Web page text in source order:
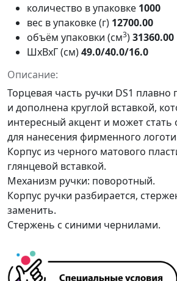
количество в упаковке 1000
вес в упаковке (г) 12700.00
объём упаковки (см3)31360.00
ШxВxГ (см)49.0/40.0/16.0
Описание:
Торцевая часть ручки DS1 плавно
и дополнена круглой вставкой,
интересный акцент и может
для нанесения фирменного
Корпус из черного матового
глянцевой вставкой.
Механизм ручки: поворотный.
Корпус ручки разбирается,
заменить.
Стержень с синими чернилами.